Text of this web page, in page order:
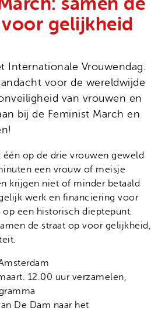
gelijkheid
Internationale Vrouwendag.
voor de wereldwijde
van vrouwen en
bij de Feminist March en
op de drie vrouwen geweld
een vrouw of meisje
krijgen niet of minder betaald
werk en financiering voor
een historisch dieptepunt.
de straat op voor gelijkheid,
12.00 uur verzamelen,
De Dam naar het
activisten